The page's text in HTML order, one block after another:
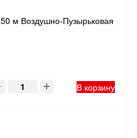
м Воздушно-Пузырьковая
В корзину